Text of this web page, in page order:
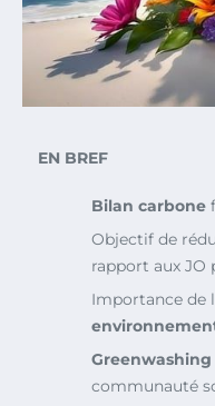
EN BREF
Bilan carbone
Objectif de
rapport aux JO
Importance de
Greenwashing
communauté